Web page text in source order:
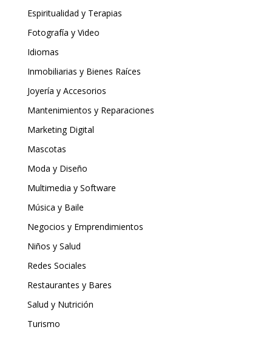
Espiritualidad y Terapias
Fotografía y Video
Idiomas
Inmobiliarias y Bienes Raíces
Joyería y Accesorios
Mantenimientos y Reparaciones
Marketing Digital
Mascotas
Moda y Diseño
Multimedia y Software
Música y Baile
Negocios y Emprendimientos
Niños y Salud
Redes Sociales
Restaurantes y Bares
Salud y Nutrición
Turismo